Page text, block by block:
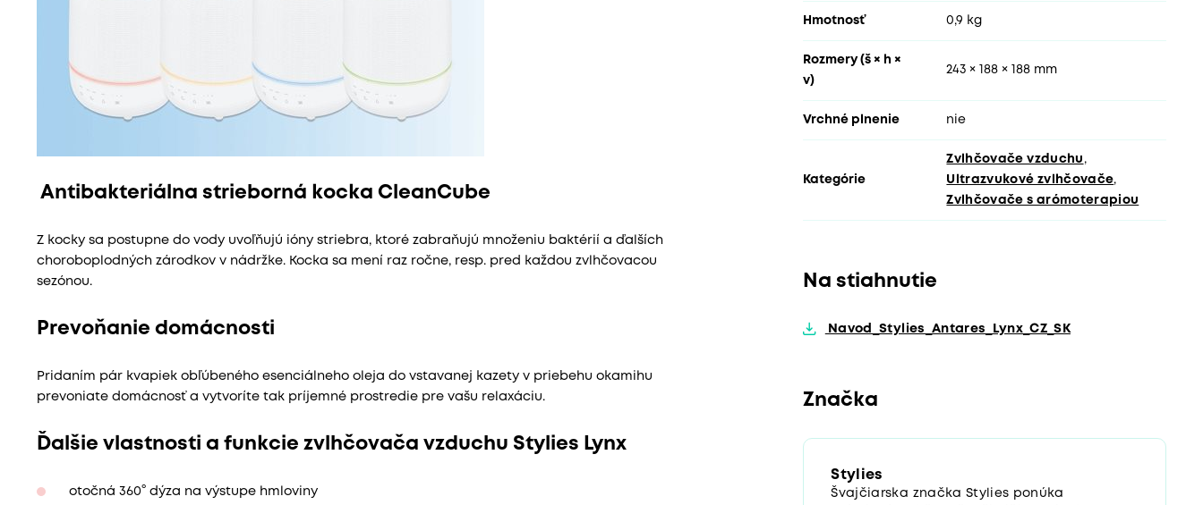
Antibakteriálna strieborná kocka CleanCube
Z kocky sa postupne do vody uvoľňujú ióny striebra, ktoré zabraňujú množeniu baktérií a ďalších
choroboplodných zárodkov v nádržke. Kocka sa mení raz ročne, resp. pred každou zvlhčovacou
sezónou.
Prevoňanie domácnosti
Pridaním pár kvapiek obľúbeného esenciálneho oleja do vstavanej kazety v priebehu okamihu
prevoniate domácnosť a vytvoríte tak príjemné prostredie pre vašu relaxáciu.
Ďalšie vlastnosti a funkcie zvlhčovača vzduchu Stylies Lynx
otočná 360° dýza na výstupe hmloviny
Hmotnosť 0,9 kg
Rozmery (š × h ×
v)
243 × 188 × 188 mm
Vrchné plnenie nie
Kategórie
Zvlhčovače vzduchu ,
Ultrazvukové zvlhčovače,
Zvlhčovače s arómoterapiou
Na stiahnutie
Navod_Stylies_Antares_Lynx_CZ_SK
Značka
Stylies
Švajčiarska značka Stylies ponúka